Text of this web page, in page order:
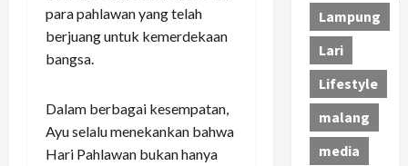
para pahlawan yang telah
berjuang untuk kemerdekaan
bangsa.
Dalam berbagai kesempatan,
Ayu selalu menekankan bahwa
Hari Pahlawan bukan hanya
Lampung
Lari
Lifestyle
malang
media